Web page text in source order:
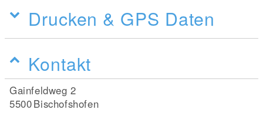
Drucken & GPS Daten
Kontakt
Gainfeldweg 2
5500Bischofshofen